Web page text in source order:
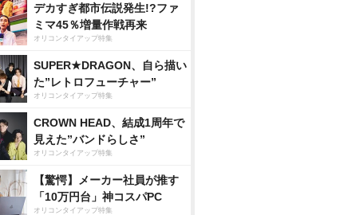
デカすぎ都市伝説発生!?ファ
ミマ45％増量作戦再来
オリコンタイアップ特集
SUPER★DRAGON、自ら描い
た”レトロフューチャー”
オリコンタイアップ特集
CROWN HEAD、結成1周年で
見えた”バンドらしさ”
オリコンタイアップ特集
【驚愕】メーカー社員が推す
「10万円台」神コスパPC
オリコンタイアップ特集